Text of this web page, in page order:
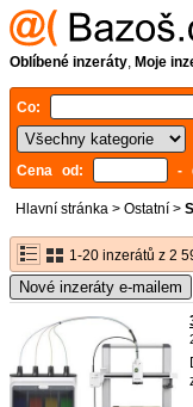
Oblíbené inzeráty, Moje
Co:
Cena od:
-
Hlavní stránka > Ostatní >
1-20 inzerátů z 2
Nové inzeráty e-mailem